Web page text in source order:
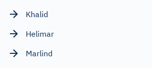
Khalid
Helimar
Marlind